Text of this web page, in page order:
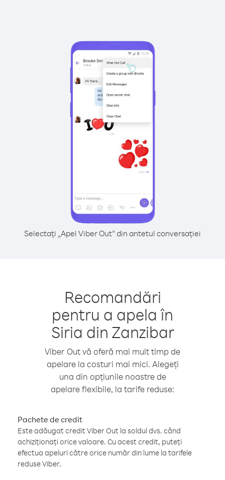
Selectați „Apel Viber Out” din antetul conversației
Recomandări
pentru a apela în
Siria din Zanzibar
Viber Out vă oferă mai mult timp de
apelare la costuri mai mici. Alegeți
una din opțiunile noastre de
apelare flexibile, la tarife reduse:
Pachete de credit
Este adăugat credit Viber Out la soldul dvs. când
achiziționați orice valoare. Cu acest credit, puteți
efectua apeluri către orice număr din lume la tarifele
reduse Viber.